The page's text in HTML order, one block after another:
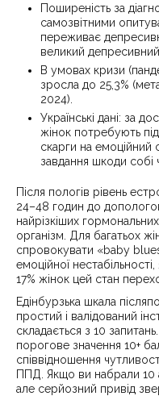
Поширеність за
самозвітними
переживає
великий депресивний
В умовах кризи
зросла до 25,3%
2024).
Українські дані: за
жінок потребують
скарги на
завдання шкоди собі
Після пологів рівень
24–48 годин до
найрізкіших
організм. Для багатьох
спровокувати «baby
емоційної
17% жінок цей стан
Едінбурзька шкала
простий і валідований
складається з 10
порогове значення 10+
співвідношення
ППД. Якщо ви набрали 10
але серйозний привід